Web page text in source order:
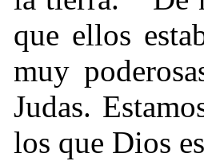
que ellos
muy
Judas.
los que Dios